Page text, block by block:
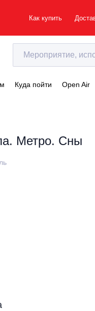
Как купить
Куда пойти Open Air
Метро. Сны